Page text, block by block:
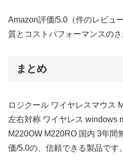
Amazon評価/5.0（件のレビュ
質とコストパフォーマンスの
まとめ
ロジクール ワイヤレスマウス
左右対称 ワイヤレス windows
M220OW M220RO 国内 3年間
価/5.0の、信頼できる製品です。